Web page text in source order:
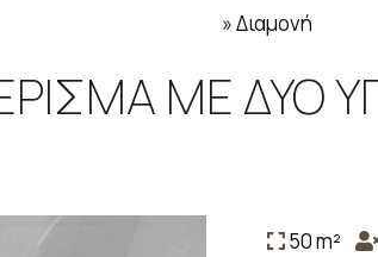
»Διαμονή
ΜΕ ΔΎΟ
50 m²